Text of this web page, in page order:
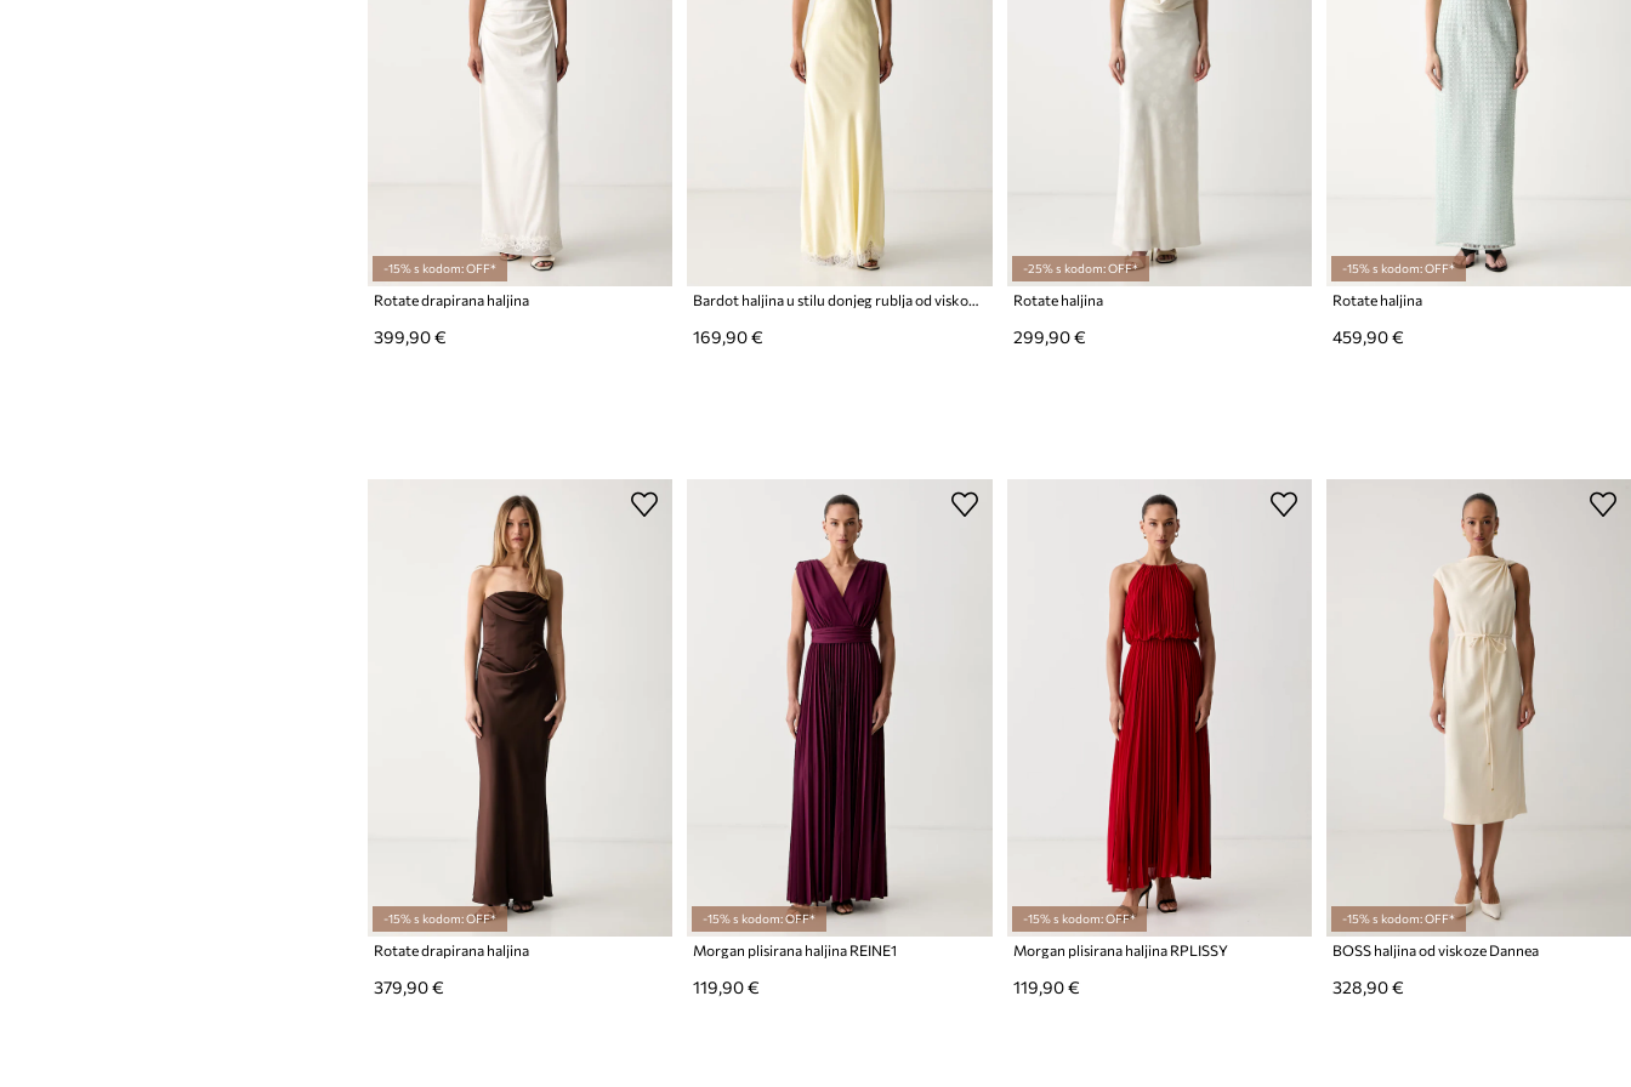
-15% s kodom: OFF*
Rotate drapirana haljina
399,90 €
Bardot haljina u stilu donjeg rublja od viskoze TARYN
169,90 €
-25% s kodom: OFF*
Rotate haljina
299,90 €
-15% s kodom: OFF*
Rotate haljina
459,90 €
-15% s kodom: OFF*
Rotate drapirana haljina
379,90 €
-15% s kodom: OFF*
Morgan plisirana haljina REINE1
119,90 €
-15% s kodom: OFF*
Morgan plisirana haljina RPLISSY
119,90 €
-15% s kodom: OFF*
BOSS haljina od viskoze Dannea
328,90 €